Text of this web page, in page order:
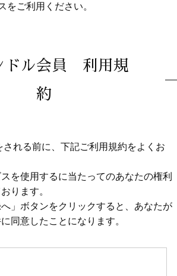
をご利用ください。
ドル会員 利用規
約
される前に、下記ご利用規約をよくお
を使用するに当たってのあなたの権利
ります。
へ」ボタンをクリックすると、あなたが
同意したことになります。